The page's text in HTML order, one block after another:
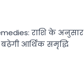
राशि के अनुसार
आर्थिक समृद्धि